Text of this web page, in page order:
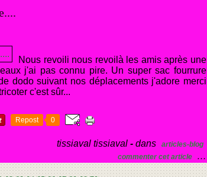
Nous revoili nous revoilà les amis après une
j'ai pas connu pire. Un super sac fourrure
dodo suivant nos déplacements j'adore merci
c'est sûr...
Repost 0
tissiaval tissiaval - dans
articles-blog
commenter cet article
…